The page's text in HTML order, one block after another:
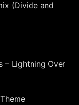
(Divide and
– Lightning Over